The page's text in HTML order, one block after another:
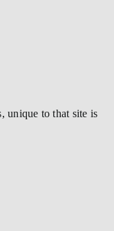
unique to that site is